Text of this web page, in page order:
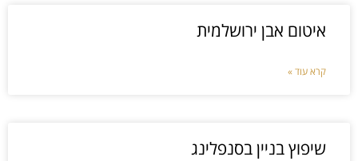
איטום אבן ירושלמית
קרא עוד »
שיפוץ בניין בסנפלינג